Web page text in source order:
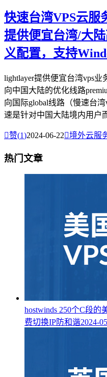
快速台湾VPS云服
提供便宜台湾/大
义配置，支持
lightlayer提供便宜台湾vps
向中国大陆的优化线路
向国际global线路（慢速台
速是针对中国大陆境内用户
赞(1)2024-06-22境外云服
热门文章
hostwinds 250个C段的
费切换IP防和谐2024-